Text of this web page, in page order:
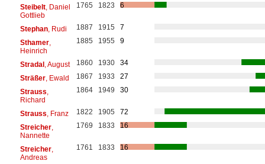
Steibelt, Daniel
Gottlieb
1765 1823 6
Stephan, Rudi 1887 1915
7
Sthamer,
Heinrich
1885 1955 9
Stradal, August 1860 1930
34
Sträßer, Ewald 1867 1933
27
Strauss
Richard
1864 1949 30
Strauss , Franz 1822 1905
72
Streicher,
Nannette
1769 1833 16
Streicher,
Andreas
1761 1833 16